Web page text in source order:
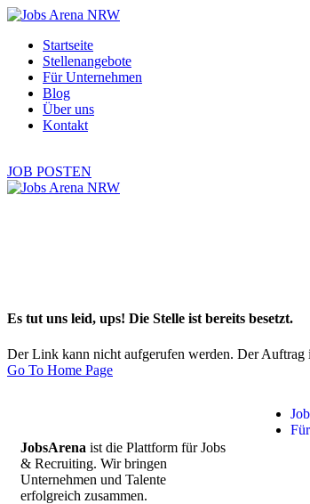
Startseite
Stellenangebote
Für Unternehmen
Blog
Über uns
Kontakt
Es tut uns leid, ups! Die Stelle ist bereits besetzt.
Der Link kann nicht aufgerufen werden. Der Auftrag
Go To Home Page
JobsArena ist die Plattform für Jobs
& Recruiting. Wir bringen
Unternehmen und Talente
erfolgreich zusammen.